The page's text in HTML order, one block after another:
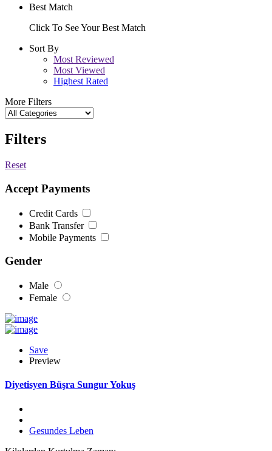
Best Match
Click To See Your Best Match
Sort By
Most Reviewed
Most Viewed
Highest Rated
More Filters
Filters
Reset
Accept Payments
Credit Cards
Bank Transfer
Mobile Payments
Gender
Male
Female
Save
Preview
Diyetisyen Büşra Sungur Yokuş
Gesundes Leben